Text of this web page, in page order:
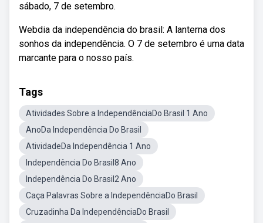
sábado, 7 de setembro.
Webdia da independência do brasil: A lanterna dos
sonhos da independência. O 7 de setembro é uma data
marcante para o nosso país.
Tags
Atividades Sobre a IndependênciaDo Brasil 1 Ano
AnoDa Independência Do Brasil
AtividadeDa Independência 1 Ano
Independência Do Brasil8 Ano
Independência Do Brasil2 Ano
Caça Palavras Sobre a IndependênciaDo Brasil
Cruzadinha Da IndependênciaDo Brasil